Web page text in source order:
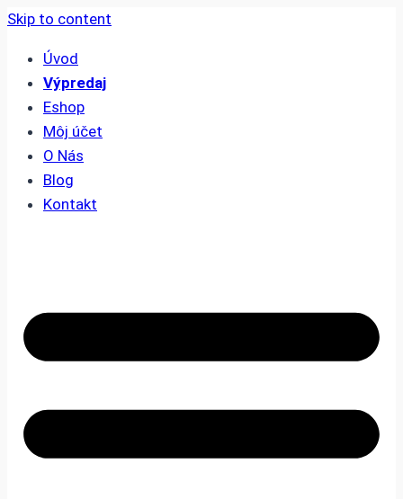
Skip to content
Úvod
Výpredaj
Eshop
Môj účet
O Nás
Blog
Kontakt